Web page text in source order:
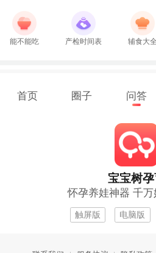
能不能吃 产检时间表 辅食大全
首页 圈子 问答
宝宝树
怀孕养娃神器 千万
触屏版 电脑版